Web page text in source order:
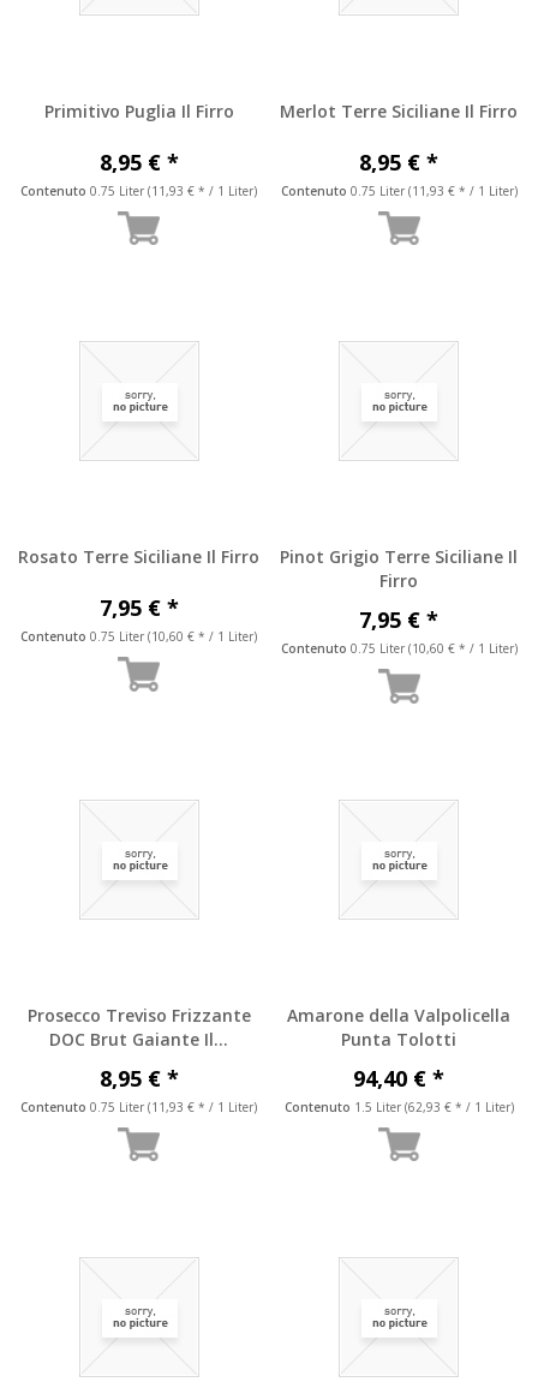
Primitivo Puglia Il Firro
8,95 € *
Contenuto0.75 Liter(11,93 € * / 1 Liter)
Merlot Terre Siciliane Il Firro
8,95 € *
Contenuto 0.75 Liter (11,93 € * / 1 Liter)
Rosato Terre Siciliane Il Firro
7,95 € *
Contenuto0.75 Liter(10,60 € * / 1 Liter)
Pinot Grigio Terre Siciliane Il
Firro
7,95 € *
Contenuto 0.75 Liter (10,60 € * / 1 Liter)
Prosecco Treviso Frizzante
DOC Brut Gaiante Il...
8,95 € *
Contenuto0.75 Liter(11,93 € * / 1 Liter)
Amarone della Valpolicella
Punta Tolotti
94,40 € *
Contenuto 1.5 Liter (62,93 € * / 1 Liter)